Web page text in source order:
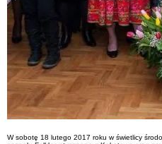
W sobotę 18 lutego 2017 roku w świetlicy